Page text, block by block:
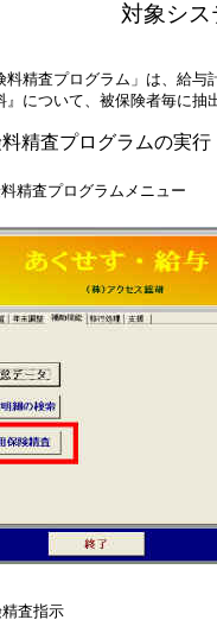
対象シ
精査プログラム」は、給与
』について、被保険者毎に
精査プログラムの実行
精査プログラムメニュー
査指示